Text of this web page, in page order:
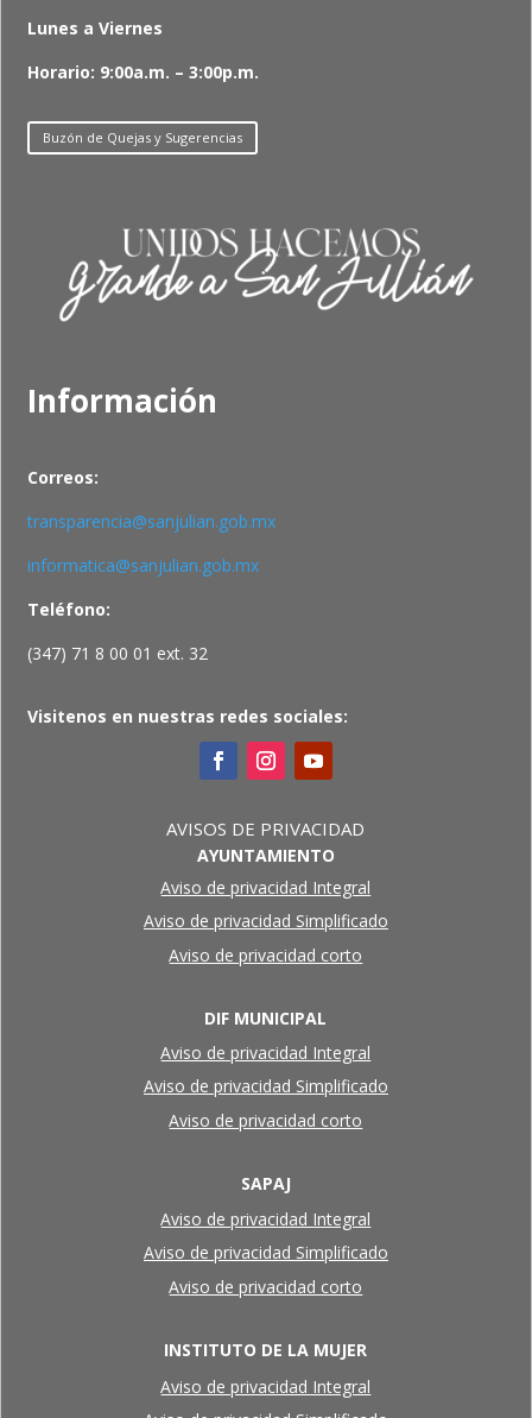
Lunes a Viernes
Horario: 9:00a.m. – 3:00p.m.
Buzón de Quejas y Sugerencias
Información
Correos:
transparencia@sanjulian.gob.mx
informatica@sanjulian.gob.mx
Teléfono:
(347) 71 8 00 01 ext. 32
Visitenos en nuestras redes sociales:
AVISOS DE PRIVACIDAD
AYUNTAMIENTO
Aviso de privacidad Integral
Aviso de privacidad Simplificado
Aviso de privacidad corto
DIF MUNICIPAL
Aviso de privacidad Integral
Aviso de privacidad Simplificado
Aviso de privacidad corto
SAPAJ
Aviso de privacidad Integral
Aviso de privacidad Simplificado
Aviso de privacidad corto
INSTITUTO DE LA MUJER
Aviso de privacidad Integral